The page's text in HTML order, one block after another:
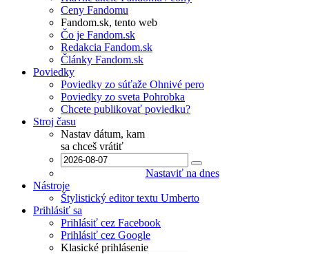
Ceny Fandomu
Fandom.sk, tento web
Čo je Fandom.sk
Redakcia Fandom.sk
Články Fandom.sk
Poviedky
Poviedky zo súťaže Ohnivé pero
Poviedky zo sveta Pohrobka
Chcete publikovať poviedku?
Stroj času
Nastav dátum, kam
sa chceš vrátiť
Nastaviť na dnes
Nástroje
Štylistický editor textu Umberto
Prihlásiť sa
Prihlásiť cez Facebook
Prihlásiť cez Google
Klasické prihlásenie